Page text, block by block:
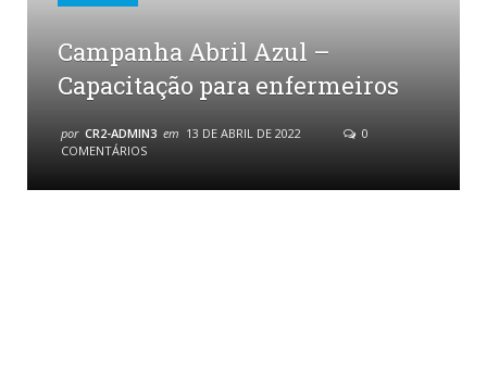
Campanha Abril Azul –
Capacitação para enfermeiros
por CR2-ADMIN3 em 13 DE ABRIL DE 2022
0
COMENTÁRIOS